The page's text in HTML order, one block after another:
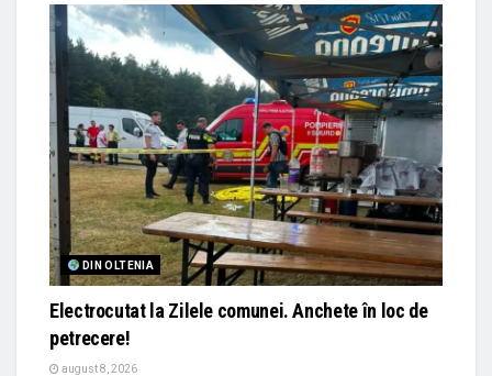
DIN OLTENIA
Electrocutat la Zilele comunei. Anchete în loc de
petrecere!
august 8, 2026